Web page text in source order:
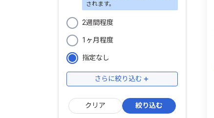
されます。
2週間程度
1ヶ月程度
指定なし